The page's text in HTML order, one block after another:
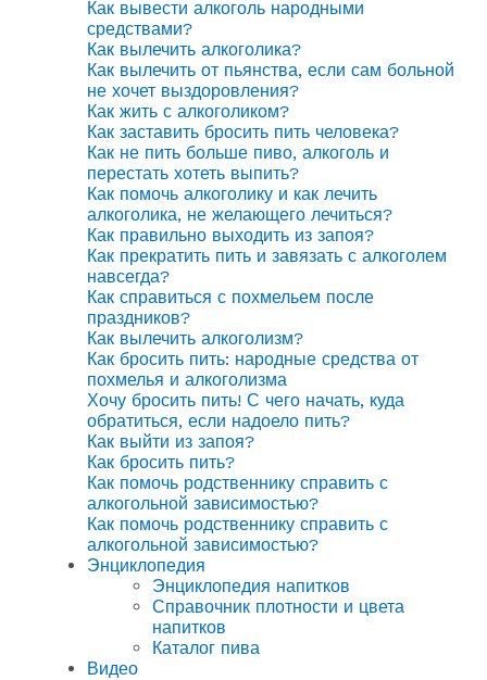
Как вывести алкоголь народными
средствами?
Как вылечить алкоголика?
Как вылечить от пьянства, если сам больной
не хочет выздоровления?
Как жить с алкоголиком?
Как заставить бросить пить человека?
Как не пить больше пиво, алкоголь и
перестать хотеть выпить?
Как помочь алкоголику и как лечить
алкоголика, не желающего лечиться?
Как правильно выходить из запоя?
Как прекратить пить и завязать с алкоголем
навсегда?
Как справиться с похмельем после
праздников?
Как вылечить алкоголизм?
Как бросить пить: народные средства от
похмелья и алкоголизма
Хочу бросить пить! С чего начать, куда
обратиться, если надоело пить?
Как выйти из запоя?
Как бросить пить?
Как помочь родственнику справить с
алкогольной зависимостью?
Как помочь родственнику справить с
алкогольной зависимостью?
Энциклопедия
Энциклопедия напитков
Справочник плотности и цвета
напитков
Каталог пива
Видео